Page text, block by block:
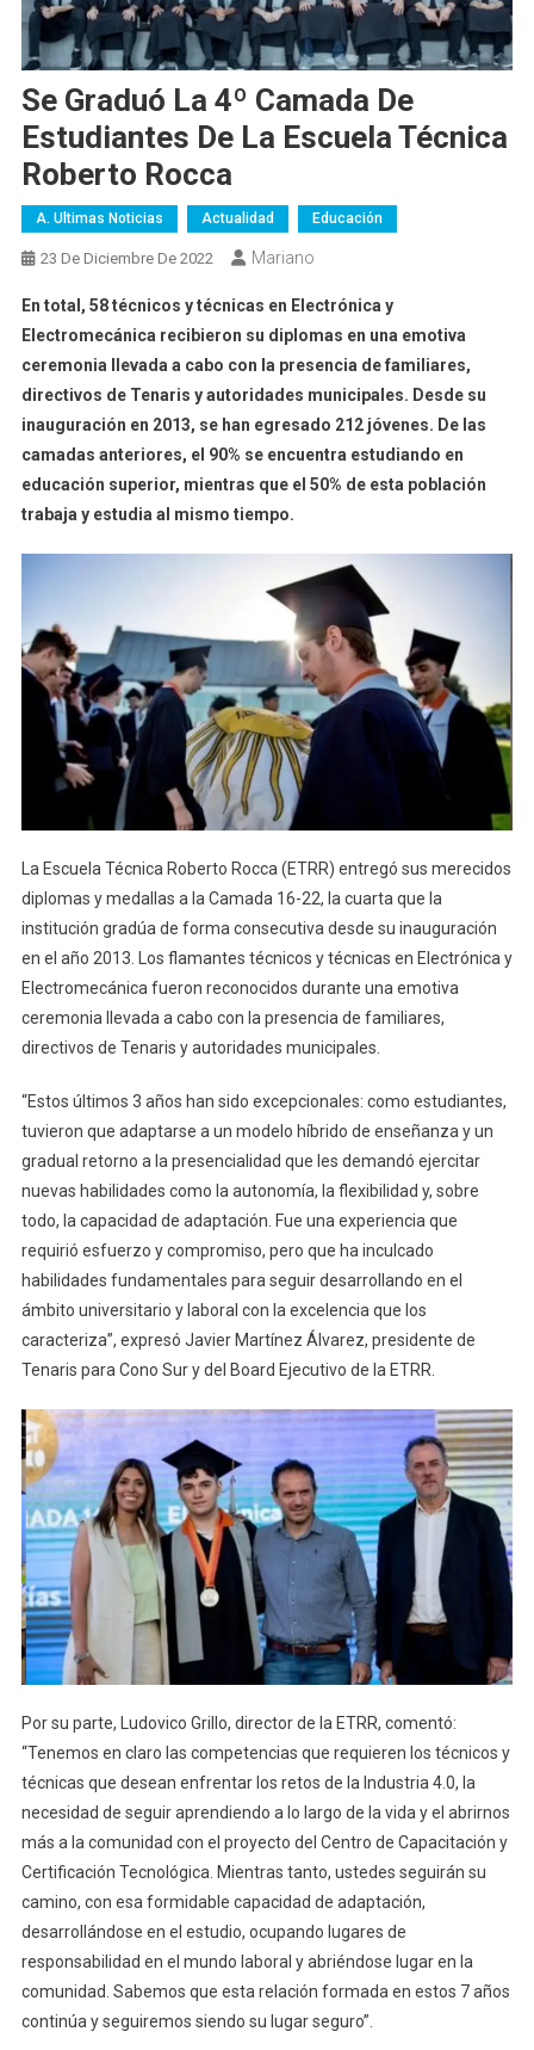
Se Graduó La 4º Camada De
Estudiantes De La Escuela Técnica
Roberto Rocca
A. Ultimas Noticias Actualidad Educación
23 De Diciembre De 2022 Mariano
En total, 58 técnicos y técnicas en Electrónica y
Electromecánica recibieron su diplomas en una emotiva
ceremonia llevada a cabo con la presencia de familiares,
directivos de Tenaris y autoridades municipales. Desde su
inauguración en 2013, se han egresado 212 jóvenes. De las
camadas anteriores, el 90% se encuentra estudiando en
educación superior, mientras que el 50% de esta población
trabaja y estudia al mismo tiempo.
La Escuela Técnica Roberto Rocca (ETRR) entregó sus merecidos
diplomas y medallas a la Camada 16-22, la cuarta que la
institución gradúa de forma consecutiva desde su inauguración
en el año 2013. Los flamantes técnicos y técnicas en Electrónica y
Electromecánica fueron reconocidos durante una emotiva
ceremonia llevada a cabo con la presencia de familiares,
directivos de Tenaris y autoridades municipales.
“Estos últimos 3 años han sido excepcionales: como estudiantes,
tuvieron que adaptarse a un modelo híbrido de enseñanza y un
gradual retorno a la presencialidad que les demandó ejercitar
nuevas habilidades como la autonomía, la flexibilidad y, sobre
todo, la capacidad de adaptación. Fue una experiencia que
requirió esfuerzo y compromiso, pero que ha inculcado
habilidades fundamentales para seguir desarrollando en el
ámbito universitario y laboral con la excelencia que los
caracteriza”, expresó Javier Martínez Álvarez, presidente de
Tenaris para Cono Sur y del Board Ejecutivo de la ETRR.
Por su parte, Ludovico Grillo, director de la ETRR, comentó:
“Tenemos en claro las competencias que requieren los técnicos y
técnicas que desean enfrentar los retos de la Industria 4.0, la
necesidad de seguir aprendiendo a lo largo de la vida y el abrirnos
más a la comunidad con el proyecto del Centro de Capacitación y
Certificación Tecnológica. Mientras tanto, ustedes seguirán su
camino, con esa formidable capacidad de adaptación,
desarrollándose en el estudio, ocupando lugares de
responsabilidad en el mundo laboral y abriéndose lugar en la
comunidad. Sabemos que esta relación formada en estos 7 años
continúa y seguiremos siendo su lugar seguro”.